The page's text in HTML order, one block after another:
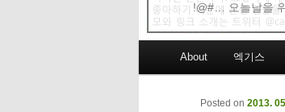
!@#… 오늘날을
Skip to primary
Skip to secondary
About 엑기스
Posted on 2013.